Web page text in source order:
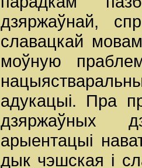
дзяржаўнай,
славацкай
моўную
адукацыі. Пра
дзяржаўных
арыентацыі
дык чэшская і